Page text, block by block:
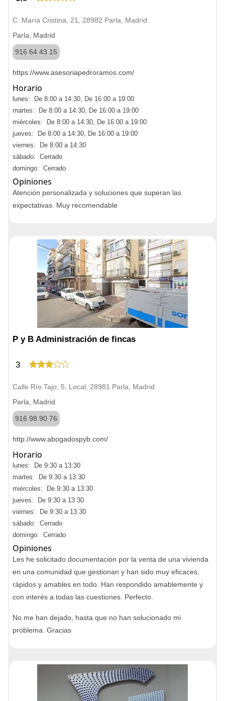
C. María Cristina, 21, 28982 Parla, Madrid
Parla, Madrid
916 64 43 15
https://www.asesoriapedroramos.com/
Horario
lunes: De 8:00 a 14:30, De 16:00 a 19:00
martes: De 8:00 a 14:30, De 16:00 a 19:00
miércoles: De 8:00 a 14:30, De 16:00 a 19:00
jueves: De 8:00 a 14:30, De 16:00 a 19:00
viernes: De 8:00 a 14:30
sábado: Cerrado
domingo: Cerrado
Opiniones
Atención personalizada y soluciones que superan las
expectativas. Muy recomendable
P y B Administración de fincas
3
Calle Río Tajo, 5, Local, 28981 Parla, Madrid
Parla, Madrid
916 98 90 76
http://www.abogadospyb.com/
Horario
lunes: De 9:30 a 13:30
martes: De 9:30 a 13:30
miércoles: De 9:30 a 13:30
jueves: De 9:30 a 13:30
viernes: De 9:30 a 13:30
sábado: Cerrado
domingo: Cerrado
Opiniones
Les he solicitado documentación por la venta de una vivienda
en una comunidad que gestionan y han sido muy eficaces,
rápidos y amables en todo. Han respondido amablemente y
con interés a todas las cuestiones. Perfecto.
No me han dejado, hasta que no han solucionado mi
problema. Gracias